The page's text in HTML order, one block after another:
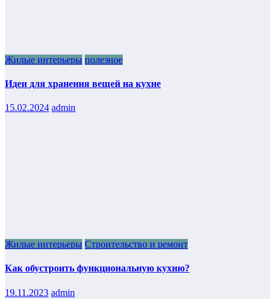
Жилые интерьеры полезное
Идеи для хранения вещей на кухне
15.02.2024 admin
Жилые интерьеры Строительство и ремонт
Как обустроить функциональную кухню?
19.11.2023 admin